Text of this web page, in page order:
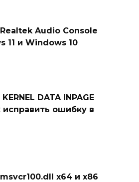
Audio Console
11 и Windows 10
DATA INPAGE
исправить ошибку в
x64 и x86